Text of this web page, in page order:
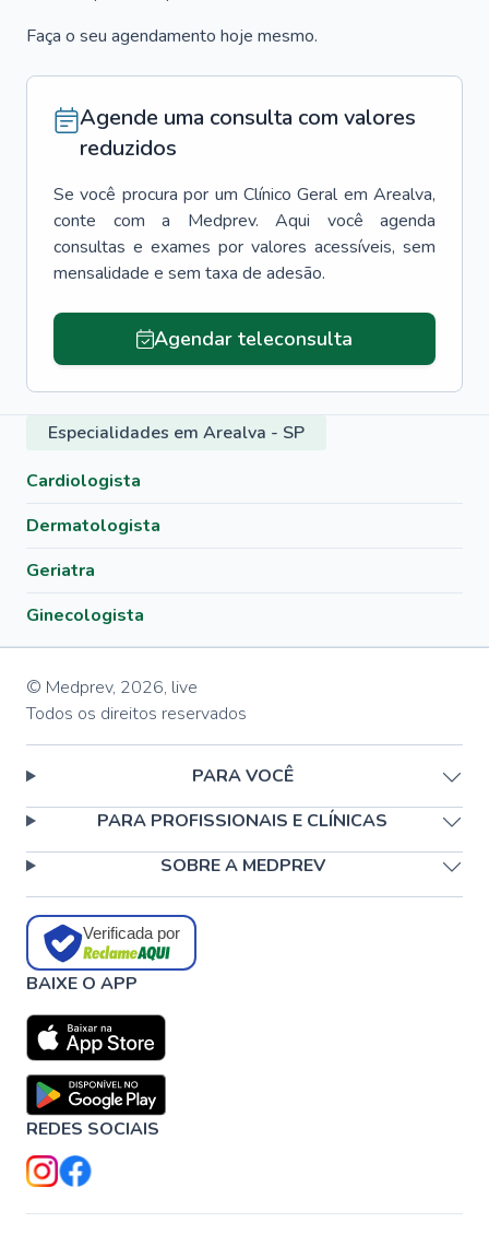
Faça o seu agendamento hoje mesmo.
Agende uma consulta com valores
reduzidos
Se você procura por um Clínico Geral em Arealva,
conte com a Medprev. Aqui você agenda
consultas e exames por valores acessíveis, sem
mensalidade e sem taxa de adesão.
Agendar teleconsulta
Especialidades em Arealva - SP
Cardiologista
Dermatologista
Geriatra
Ginecologista
© Medprev, 2026, live
Todos os direitos reservados
PARA VOCÊ
PARA PROFISSIONAIS E CLÍNICAS
SOBRE A MEDPREV
Verificada por
BAIXE O APP
REDES SOCIAIS